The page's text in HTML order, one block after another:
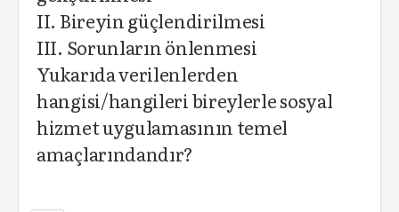
II. Bireyin güçlendirilmesi
III. Sorunların önlenmesi
Yukarıda verilenlerden
hangisi/hangileri bireylerle sosyal
hizmet uygulamasının temel
amaçlarındandır?